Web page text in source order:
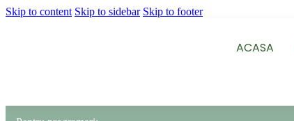
Skip to content Skip to sidebar Skip to footer
ACASA